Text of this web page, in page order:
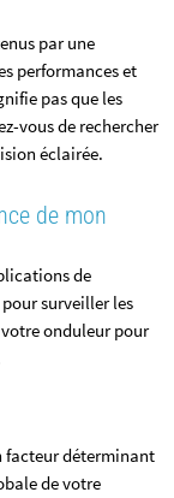
par une
performances et
pas que les
vous de rechercher
éclairée.
de mon
de
surveiller les
onduleur pour
facteur déterminant
de votre